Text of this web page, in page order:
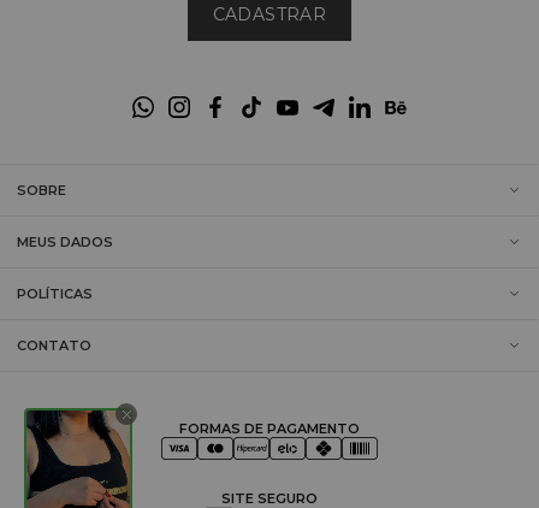
CADASTRAR
SOBRE
MEUS DADOS
POLÍTICAS
CONTATO
FORMAS DE PAGAMENTO
SITE SEGURO